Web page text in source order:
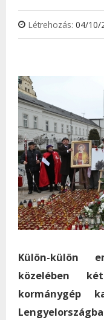
Létrehozás: 04/10/
Külön-külön
közelében
kormánygép